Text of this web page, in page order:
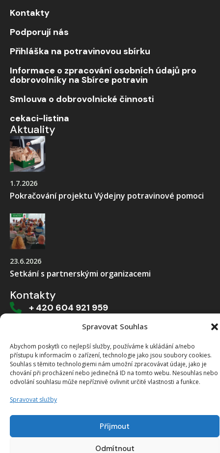
Spravovat Souhlas
Abychom poskytli co nejlepší služby, používáme k ukládání a/nebo
přístupu k informacím o zařízení, technologie jako jsou soubory cookies.
Souhlas s těmito technologiemi nám umožní zpracovávat údaje, jako je
chování při procházení nebo jedinečná ID na tomto webu. Nesouhlas nebo
odvolání souhlasu může nepříznivě ovlivnit určité vlastnosti a funkce.
Spravovat služby
Příjmout
Odmítnout
Kontakty
Podporují nás
Přihláška na potravinovou sbírku
Informace o zpracování osobních údajů pro
dobrovolníky na Sbírce potravin
Smlouva o dobrovolnické činnosti
cekaci-listina
Aktuality
1.7.2026
Pokračování projektu Výdejny potravinové pomoci
23.6.2026
Setkání s partnerskými organizacemi
Kontakty
+ 420 604 921 959
sklad@pbhk.cz
Dvorská 916/1a, 503 11 Hradec Králové
Vytvořeno od >robology